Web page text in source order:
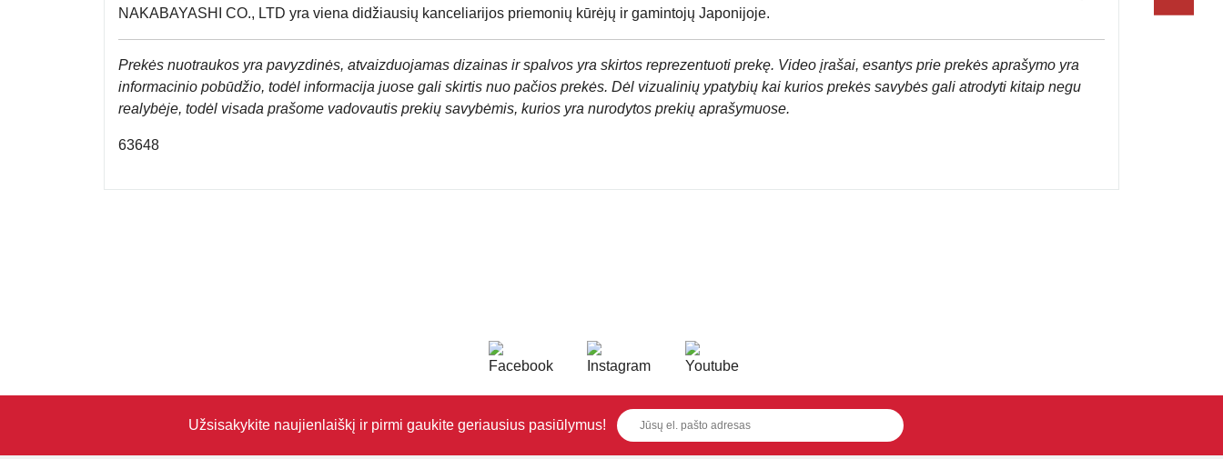
NAKABAYASHI CO., LTD yra viena didžiausių kanceliarijos priemonių kūrėjų ir gamintojų Japonijoje.
Prekės nuotraukos yra pavyzdinės, atvaizduojamas dizainas ir spalvos yra skirtos reprezentuoti prekę. Video įrašai, esantys prie prekės aprašymo yra
informacinio pobūdžio, todėl informacija juose gali skirtis nuo pačios prekės. Dėl vizualinių ypatybių kai kurios prekės savybės gali atrodyti kitaip negu
realybėje, todėl visada prašome vadovautis prekių savybėmis, kurios yra nurodytos prekių aprašymuose.
63648
Užsisakykite naujienlaiškį ir pirmi gaukite geriausius pasiūlymus!